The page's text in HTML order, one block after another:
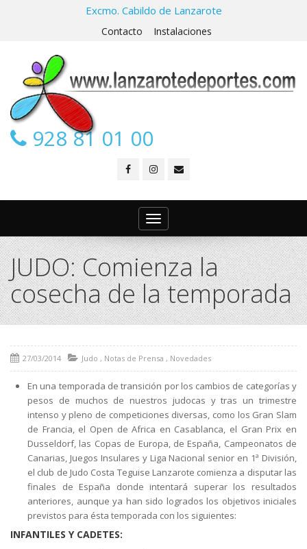
Excmo. Cabildo de Lanzarote
Contacto Instalaciones
928 81 01 00
Toggle
navigation
JUDO: Comienza la
cosecha de la temporada
27/03/2014 Judo , Notas de Prensa , Novedades
En una temporada de transición por los cambios de categorías y
pesos de muchos de nuestros judocas y tras un trimestre
intenso y pleno de competiciones diversas, como los Gran Slam
de Francia, el Open de Africa en Casablanca, el Gran Prix en
Dusseldorf, las Copas de Europa, de España, Campeonatos de
Canarias, Juegos Insulares y Liga Nacional senior en 1ª División,
el club de Judo Costa Teguise Lanzarote comienza a disputar las
finales de España donde intentará superar los resultados
anteriores, aunque ya han sido logrados los objetivos iniciales
previstos para ésta temporada con los siguientes:
INFANTILES Y CADETES: